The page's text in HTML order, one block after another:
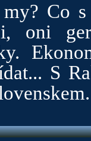
Co s
oni
S